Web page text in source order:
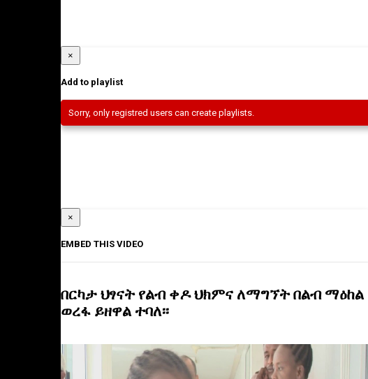
×
Add to playlist
Sorry, only registred users can create playlists.
×
EMBED THIS VIDEO
በርካታ ህፃናት የልብ ቀዶ ህክምና ለማግኘት በልብ ማዕከል
ወረፋ ይዘዋል ተባለ፡፡